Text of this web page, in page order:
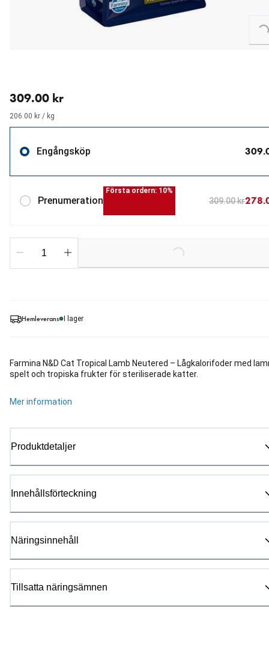
Loading...
Hemleverans I lager
Farmina N&D Cat Tropical Lamb Neutered – Lågkalorifoder med
spelt och tropiska frukter för steriliserade katter.
Mer information
Produktdetaljer
Innehållsförteckning
Näringsinnehåll
Tillsatta näringsämnen
309.00 kr
206.00 kr / kg
Engångsköp
Prenumeration
Första ordern: 10%
309.00 kr